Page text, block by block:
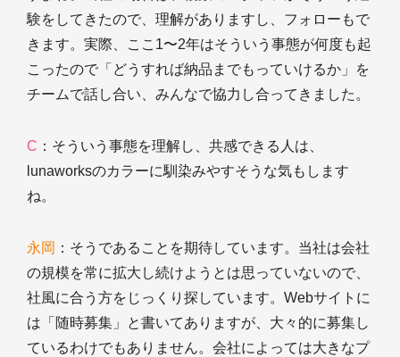
験をしてきたので、理解がありますし、フォローもで
きます。実際、ここ1〜2年はそういう事態が何度も起
こったので「どうすれば納品までもっていけるか」を
チームで話し合い、みんなで協力し合ってきました。
C ：そういう事態を理解し、共感できる人は、
lunaworksのカラーに馴染みやすそうな気もします
ね。
永岡 ：そうであることを期待しています。当社は会社
の規模を常に拡大し続けようとは思っていないので、
社風に合う方をじっくり探しています。Webサイトに
は「随時募集」と書いてありますが、大々的に募集し
ているわけでもありません。会社によっては大きなプ